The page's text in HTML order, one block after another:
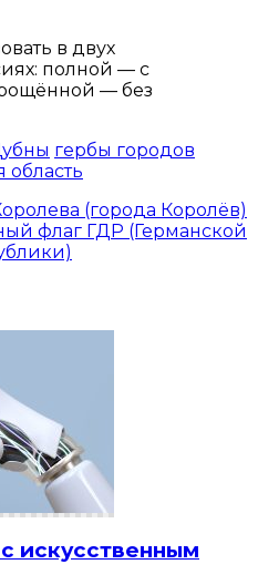
в двух
полной — с
— без
гербы городов
область
(города Королёв)
флаг ГДР (Германской
искусственным